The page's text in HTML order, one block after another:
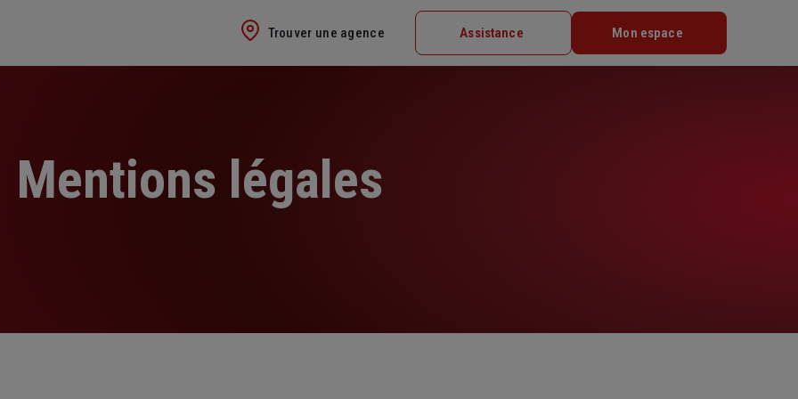
Trouver une agence Assistance Mon espace
Mentions légales